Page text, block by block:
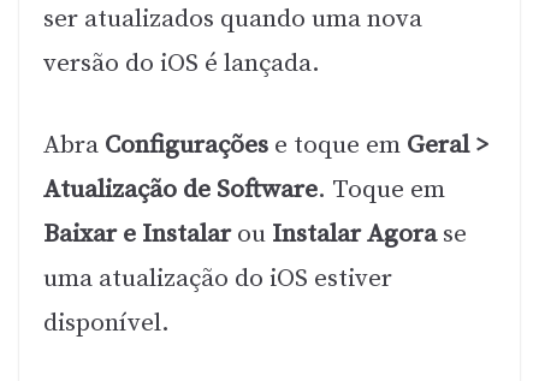
ser atualizados quando uma nova
versão do iOS é lançada.
Abra Configurações e toque em Geral >
Atualização de Software. Toque em
Baixar e Instalarou Instalar Agorase
uma atualização do iOS estiver
disponível.